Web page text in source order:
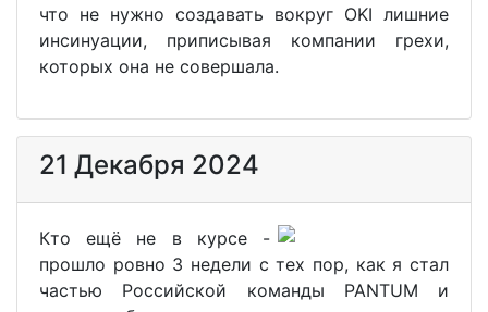
что не нужно создавать вокруг OKI лишние
инсинуации, приписывая компании грехи,
которых она не совершала.
21 Декабря 2024
Кто ещё не в курсе -
прошло ровно 3 недели с тех пор, как я стал
частью Российской команды PANTUM и